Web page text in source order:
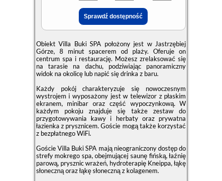
Obiekt Villa Buki SPA położony jest w Jastrzębiej
Górze, 8 minut spacerem od plaży. Oferuje on
centrum spa i restaurację. Możesz zrelaksować się
na tarasie na dachu, podziwiając panoramiczny
widok na okolicę lub napić się drinka z baru.
Każdy pokój charakteryzuje się nowoczesnym
wystrojem i wyposażony jest w telewizor z płaskim
ekranem, minibar oraz część wypoczynkową. W
każdym pokoju znajduje się także zestaw do
przygotowywania kawy i herbaty oraz prywatna
łazienka z prysznicem. Goście mogą także korzystać
z bezpłatnego WiFi.
Goście Villa Buki SPA mają nieograniczony dostęp do
strefy mokrego spa, obejmującej saunę fińską, łaźnię
parową, prysznic wrażeń, hydroterapię Kneippa, łąkę
słoneczną oraz łąkę słoneczną z kolagenem.